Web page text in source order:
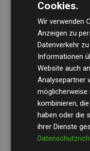
Die
regelmäßig unsere
Transparenz und
Ihre Prüfungen
Klimaschutzprojekte
geschätzten CO₂-
Websites
Cookies.
Wir verwenden
Anzeigen zu
Datenverkehr
Informationen
Website auch
Analysepartner
kombinieren,
haben oder die
ihrer Dienste